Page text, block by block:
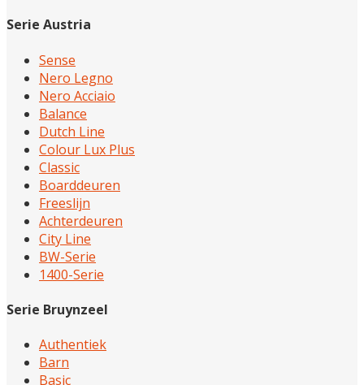
Serie Austria
Sense
Nero Legno
Nero Acciaio
Balance
Dutch Line
Colour Lux Plus
Classic
Boarddeuren
Freeslijn
Achterdeuren
City Line
BW-Serie
1400-Serie
Serie Bruynzeel
Authentiek
Barn
Basic